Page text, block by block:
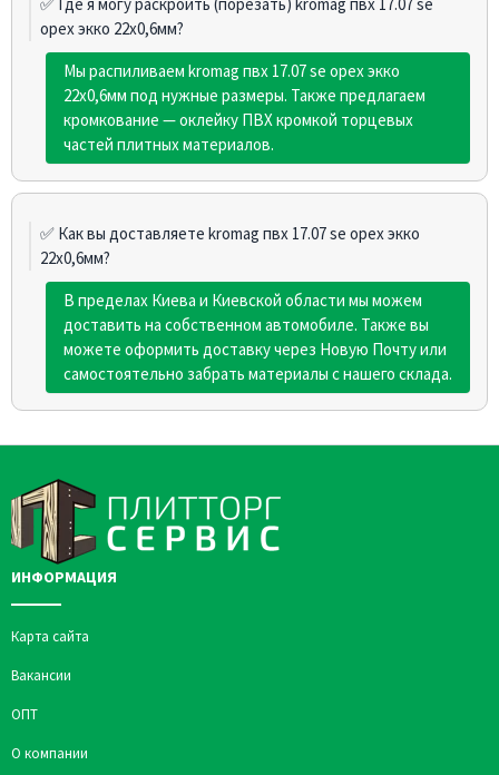
✅ Где я могу раскроить (порезать) kromag пвх 17.07 sе
орех экко 22х0,6мм?
Мы распиливаем kromag пвх 17.07 sе орех экко
22х0,6мм под нужные размеры. Также предлагаем
кромкование — оклейку ПВХ кромкой торцевых
частей плитных материалов.
✅ Как вы доставляете kromag пвх 17.07 sе орех экко
22х0,6мм?
В пределах Киева и Киевской области мы можем
доставить на собственном автомобиле. Также вы
можете оформить доставку через Новую Почту или
самостоятельно забрать материалы с нашего склада.
ИНФОРМАЦИЯ
Карта сайта
Вакансии
ОПТ
О компании